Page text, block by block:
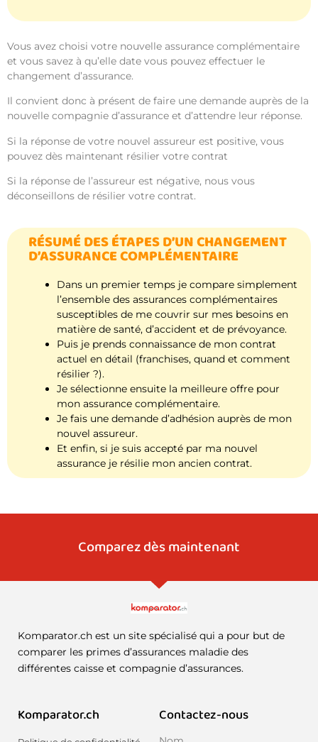
Vous avez choisi votre nouvelle assurance complémentaire
et vous savez à qu’elle date vous pouvez effectuer le
changement d’assurance.
Il convient donc à présent de faire une demande auprès de la
nouvelle compagnie d’assurance et d’attendre leur réponse.
Si la réponse de votre nouvel assureur est positive, vous
pouvez dès maintenant résilier votre contrat
Si la réponse de l’assureur est négative, nous vous
déconseillons de résilier votre contrat.
RÉSUMÉ DES ÉTAPES D’UN CHANGEMENT
D’ASSURANCE COMPLÉMENTAIRE
Dans un premier temps je compare simplement
l’ensemble des assurances complémentaires
susceptibles de me couvrir sur mes besoins en
matière de santé, d’accident et de prévoyance.
Puis je prends connaissance de mon contrat
actuel en détail (franchises, quand et comment
résilier ?).
Je sélectionne ensuite la meilleure offre pour
mon assurance complémentaire.
Je fais une demande d’adhésion auprès de mon
nouvel assureur.
Et enfin, si je suis accepté par ma nouvel
assurance je résilie mon ancien contrat.
Comparez dès maintenant
Komparator.ch est un site spécialisé qui a pour but de
comparer les primes d’assurances maladie des
différentes caisse et compagnie d’assurances.
Komparator.ch Contactez-nous